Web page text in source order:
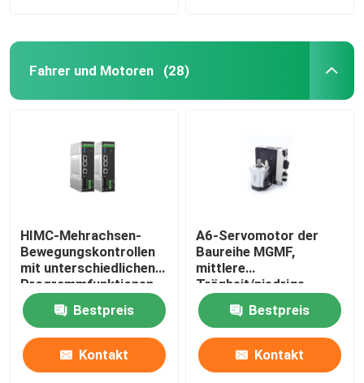
Fahrer und Motoren (28)
HIMC-Mehrachsen-
Bewegungskontrollen
mit unterschiedlichen
Programmfunktionen,
um die Anforderungen
industrieller
Anwendungen zu
erfüllen.
Bestpreis
Kontakt
A6-Servomotor der
Baureihe MGMF,
mittlere
Trägheit/niedrige
Drehzahl, hohes
Drehmoment,
Steckverbinder,
zuverlässiger Betrieb.
Bestpreis
Kontakt